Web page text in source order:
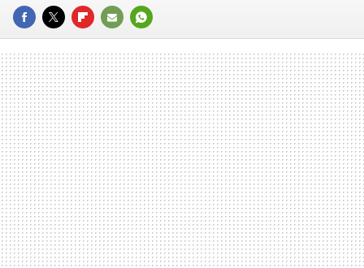
FACEBOOK
TWITTERFLIPBOARD
E-
MAIL
WHATSAPP